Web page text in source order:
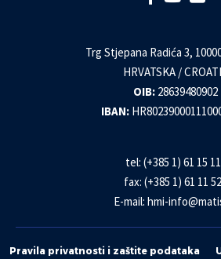
Trg Stjepana Radića 3,
HRVATSKA /
OIB: 28639480902
IBAN:
tel: (+385 1) 61 15
fax: (+385 1) 61 11
E-mail: hmi-
Pravila privatnosti i zaštite podataka